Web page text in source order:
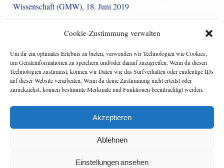
Cookie-Zustimmung verwalten
Um dir ein optimales Erlebnis zu bieten, verwenden wir Technologien wie Cookies,
um Geräteinformationen zu speichern und/oder darauf zuzugreifen. Wenn du diesen
Technologien zustimmst, können wir Daten wie das Surfverhalten oder eindeutige IDs
auf dieser Website verarbeiten. Wenn du deine Zustimmung nicht erteilst oder
zurückziehst, können bestimmte Merkmale und Funktionen beeinträchtigt werden.
Akzeptieren
Ablehnen
Einstellungen ansehen
Wissenschaft (GMW), 18. Juni 2019
Categories:e-learning,eUniversity
Tagged:Blended Learning,didaktik,flipped classroom
Google Beefs up Classroom, Begins Certifying Students